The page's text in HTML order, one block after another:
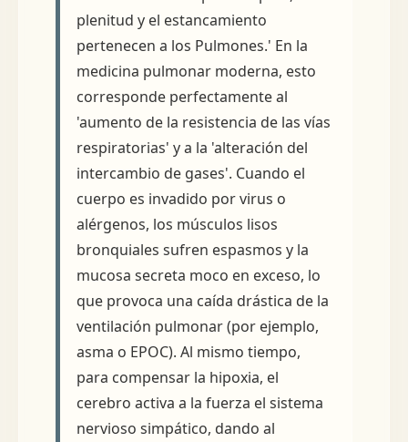
plenitud y el estancamiento
pertenecen a los Pulmones.' En la
medicina pulmonar moderna, esto
corresponde perfectamente al
'aumento de la resistencia de las vías
respiratorias' y a la 'alteración del
intercambio de gases'. Cuando el
cuerpo es invadido por virus o
alérgenos, los músculos lisos
bronquiales sufren espasmos y la
mucosa secreta moco en exceso, lo
que provoca una caída drástica de la
ventilación pulmonar (por ejemplo,
asma o EPOC). Al mismo tiempo,
para compensar la hipoxia, el
cerebro activa a la fuerza el sistema
nervioso simpático, dando al